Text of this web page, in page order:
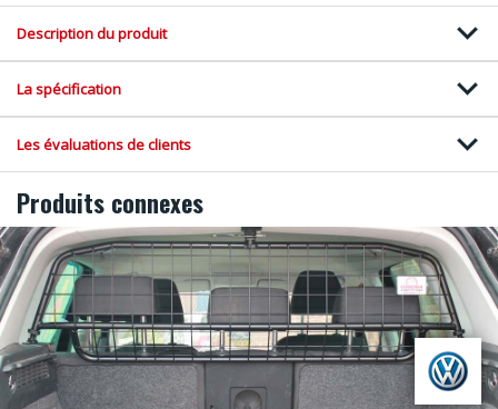
Description du produit
La spécification
Les évaluations de clients
Produits connexes